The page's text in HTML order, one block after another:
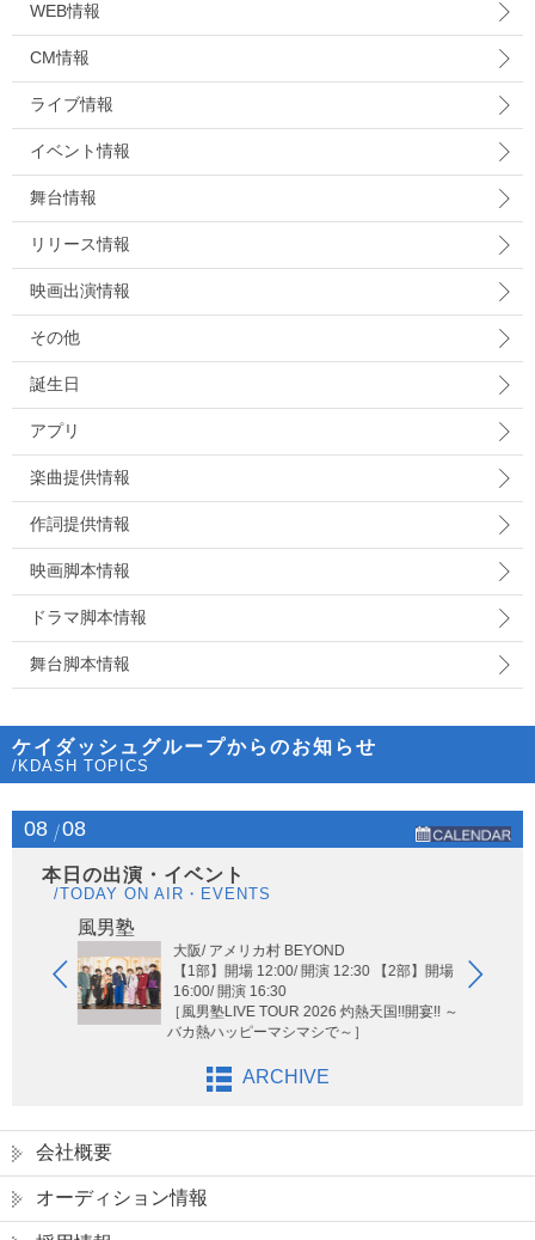
WEB情報
CM情報
ライブ情報
イベント情報
舞台情報
リリース情報
映画出演情報
その他
誕生日
アプリ
楽曲提供情報
作詞提供情報
映画脚本情報
ドラマ脚本情報
舞台脚本情報
ケイダッシュグループからのお知らせ
/KDASH TOPICS
08 08
本日の出演・イベント
/TODAY ON AIR・EVENTS
風男塾
大阪/ アメリカ村 BEYOND
【1部】開場 12:00/ 開演 12:30 【2部】開場
16:00/ 開演 16:30
［風男塾LIVE TOUR 2026 灼熱天国!!開宴!! ～
バカ熱ハッピーマシマシで～］
ARCHIVE
会社概要
オーディション情報